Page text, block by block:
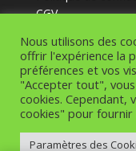
CGV
Design de
Nous utilisons des
offrir l'expérience la
préférences et vos
"Accepter tout",
cookies. Cependant,
cookies" pour
Paramètres des